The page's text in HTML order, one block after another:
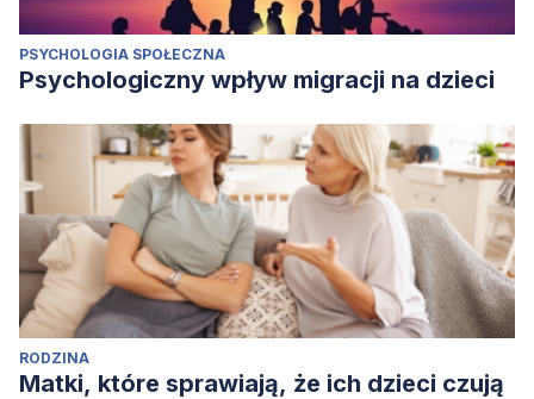
PSYCHOLOGIA SPOŁECZNA
Psychologiczny wpływ migracji na dzieci
RODZINA
Matki, które sprawiają, że ich dzieci czują